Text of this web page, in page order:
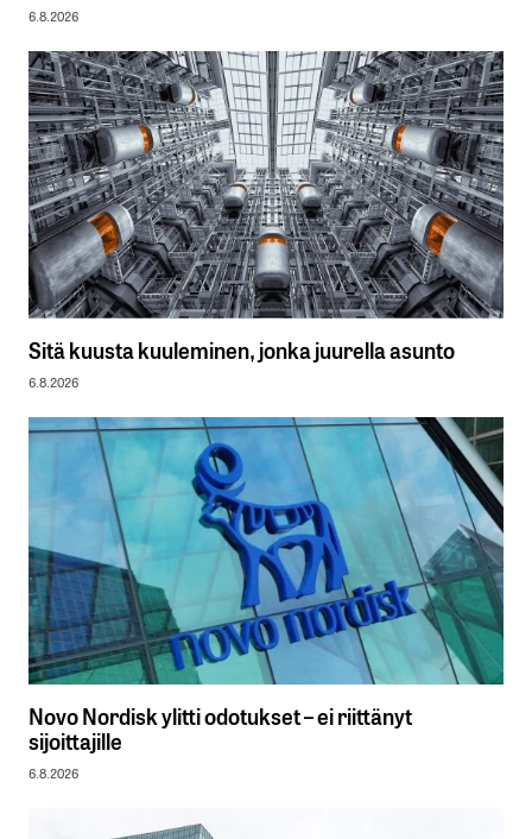
6.8.2026
Sitä kuusta kuuleminen, jonka juurella asunto
6.8.2026
Novo Nordisk ylitti odotukset – ei riittänyt
sijoittajille
6.8.2026